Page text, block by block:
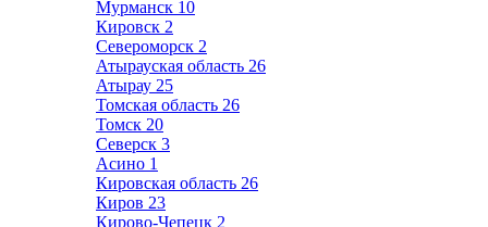
Мурманск 10
Кировск 2
Североморск 2
Атырауская область 26
Атырау 25
Томская область 26
Томск 20
Северск 3
Асино 1
Кировская область 26
Киров 23
Кирово-Чепецк 2